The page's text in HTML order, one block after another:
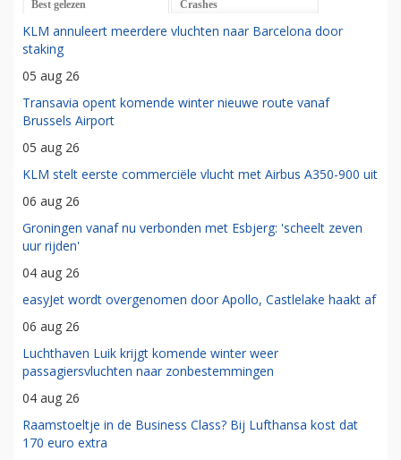
Best gelezen Crashes
KLM annuleert meerdere vluchten naar Barcelona door
staking
05 aug 26
Transavia opent komende winter nieuwe route vanaf
Brussels Airport
05 aug 26
KLM stelt eerste commerciële vlucht met Airbus A350-900 uit
06 aug 26
Groningen vanaf nu verbonden met Esbjerg: 'scheelt zeven
uur rijden'
04 aug 26
easyJet wordt overgenomen door Apollo, Castlelake haakt af
06 aug 26
Luchthaven Luik krijgt komende winter weer
passagiersvluchten naar zonbestemmingen
04 aug 26
Raamstoeltje in de Business Class? Bij Lufthansa kost dat
170 euro extra